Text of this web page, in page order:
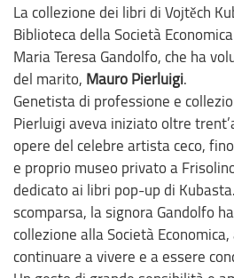
La collezione dei libri di Vojtěch
Biblioteca della Società
Maria Teresa Gandolfo, che ha
del marito, Mauro Pierluigi.
Genetista di professione e
Pierluigi aveva iniziato oltre
opere del celebre artista ceco,
e proprio museo privato a
dedicato ai libri pop-up di
scomparsa, la signora Gandolfo
collezione alla Società
continuare a vivere e a essere